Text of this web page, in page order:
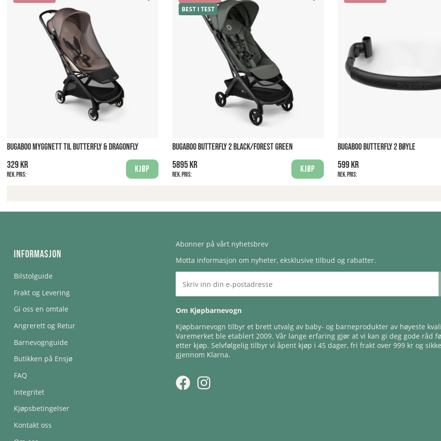
BUGABOO MYGGNETT TIL BUTTERFLY & DRAGONFLY
329 kr
Rek. pris:
Kjøp
BEST I TEST
BUGABOO BUTTERFLY 2 BLACK/FOREST GREEN
5895 kr
Rek. pris:
Kjøp
BUGABOO BUTTERFLY 2 BØYLE
599 kr
Rek. pris:
Informasjon
Bilstolguide
Frakt og Levering
Gi oss en omtale
Angrerett og Retur
Barnevognguide
Butikken på Ensjø
FAQ
Integritet
Kjøpsbetingelser
Kontakt oss
Abonner på vårt nyhetsbrev
Motta informasjon om nyheter, eksklusive tilbud og rabatter.
Om Kjøpbarnevogn
Kjøpbarnevogn tilbyr et brett utvalg av baby- og barneprodukter av høyeste
Varemerket ble etablert 2009. Vår lange erfaring gjør at vi kan gi deg gode råd
etter kjøp. Selvfølgelig tilbyr vi åpent kjøp i 45 dager, fri frakt over 999 kr og
gjennom Klarna.